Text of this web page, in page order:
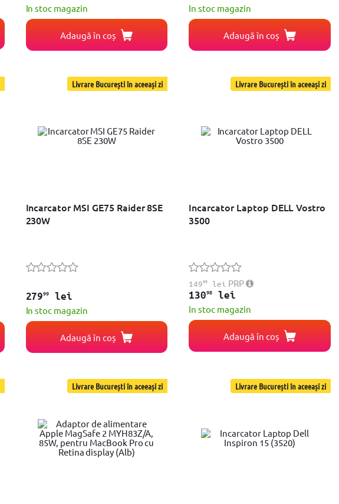
In stoc magazin
Adaugă în coș
In stoc magazin
Adaugă în coș
Livrare București în aceeași zi
Incarcator MSI GE75 Raider 8SE
230W
27999
lei
In stoc magazin
Adaugă în coș
Livrare București în aceeași zi
Incarcator Laptop DELL Vostro
3500
14999 lei PRP
13098
lei
In stoc magazin
Adaugă în coș
Livrare București în aceeași zi Livrare București în aceeași zi